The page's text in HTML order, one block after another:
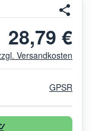
28,79 €
Versandkosten
GPSR